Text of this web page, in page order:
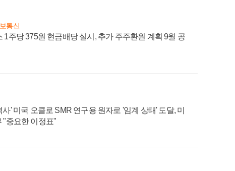
통신
1주당 375원 현금배당 실시, 추가 주주환원 계획 9월 공
' 미국 오클로 SMR 연구용 원자로 '임계 상태' 도달, 미
"중요한 이정표"